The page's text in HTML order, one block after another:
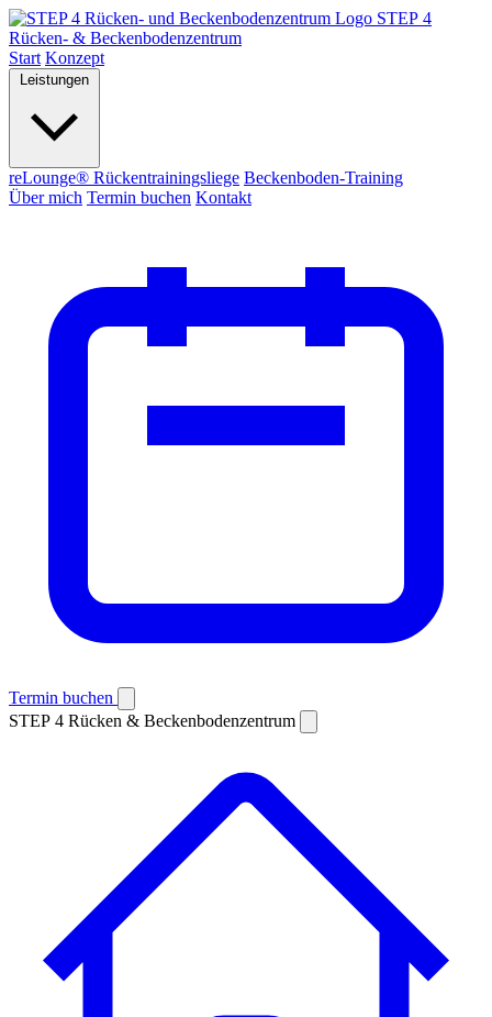
STEP 4
Rücken- & Beckenbodenzentrum
Start Konzept
Leistungen
reLounge® Rückentrainingsliege Beckenboden-Training
Über mich Termin buchen Kontakt
Termin buchen
STEP 4 Rücken & Beckenbodenzentrum